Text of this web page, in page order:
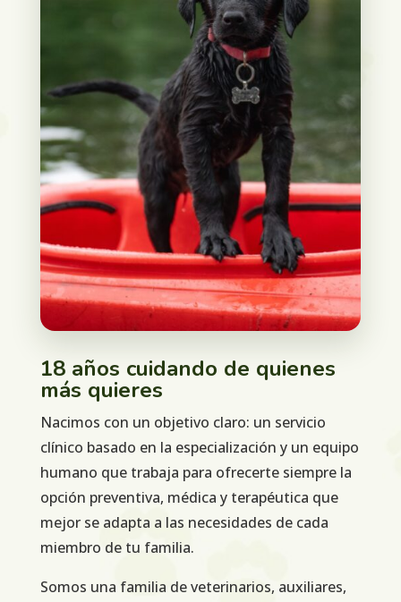
18 años cuidando de quienes
más quieres
Nacimos con un objetivo claro: un servicio
clínico basado en la especialización y un equipo
humano que trabaja para ofrecerte siempre la
opción preventiva, médica y terapéutica que
mejor se adapta a las necesidades de cada
miembro de tu familia.
Somos una familia de veterinarios, auxiliares,